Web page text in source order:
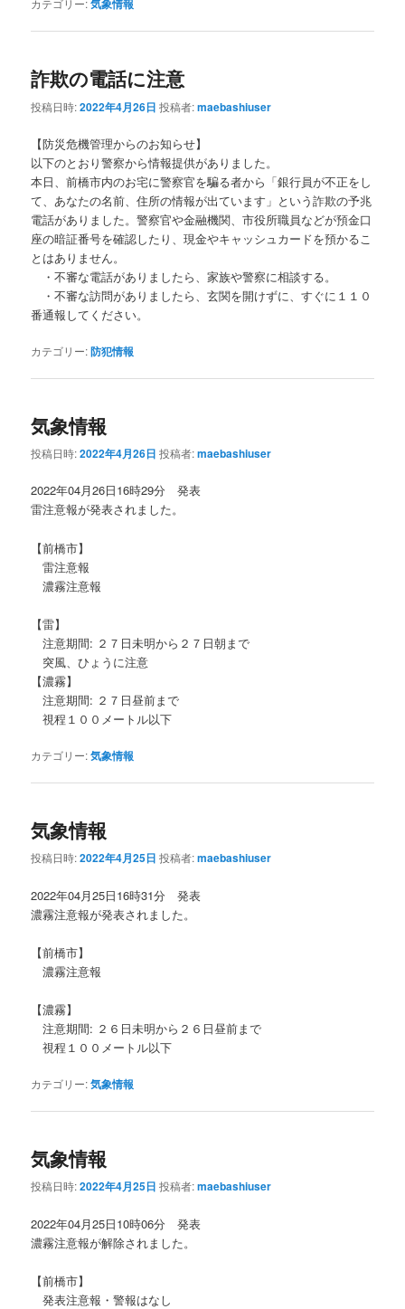
カテゴリー:気象情報
詐欺の電話に注意
投稿日時:2022年4月26日 投稿者:maebashiuser
【防災危機管理からのお知らせ】
以下のとおり警察から情報提供がありました。
本日、前橋市内のお宅に警察官を騙る者から「銀行員が不正をし
て、あなたの名前、住所の情報が出ています」という詐欺の予兆
電話がありました。警察官や金融機関、市役所職員などが預金口
座の暗証番号を確認したり、現金やキャッシュカードを預かるこ
とはありません。
・不審な電話がありましたら、家族や警察に相談する。
・不審な訪問がありましたら、玄関を開けずに、すぐに１１０
番通報してください。
カテゴリー:防犯情報
気象情報
投稿日時:2022年4月26日 投稿者:maebashiuser
2022年04月26日16時29分 発表
雷注意報が発表されました。
【前橋市】
雷注意報
濃霧注意報
【雷】
注意期間: ２７日未明から２７日朝まで
突風、ひょうに注意
【濃霧】
注意期間: ２７日昼前まで
視程１００メートル以下
カテゴリー:気象情報
気象情報
投稿日時:2022年4月25日 投稿者:maebashiuser
2022年04月25日16時31分 発表
濃霧注意報が発表されました。
【前橋市】
濃霧注意報
【濃霧】
注意期間: ２６日未明から２６日昼前まで
視程１００メートル以下
カテゴリー:気象情報
気象情報
投稿日時:2022年4月25日 投稿者:maebashiuser
2022年04月25日10時06分 発表
濃霧注意報が解除されました。
【前橋市】
発表注意報・警報はなし